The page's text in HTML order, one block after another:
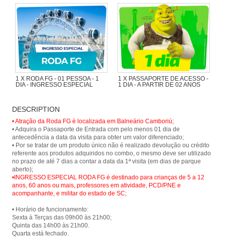
1 X RODA FG - 01 PESSOA - 1
DIA - INGRESSO ESPECIAL
1 X PASSAPORTE DE ACESSO -
1 DIA - A PARTIR DE 02 ANOS
DESCRIPTION
• Atração da Roda FG é localizada em Balneário Camboriú;
• Adquira o Passaporte de Entrada com pelo menos 01 dia de
antecedência a data da visita para obter um valor diferenciado;
• Por se tratar de um produto único não é realizado devolução ou crédito
referente aos produtos adquiridos no combo, o mesmo deve ser utilizado
no prazo de até 7 dias a contar a data da 1ª visita (em dias de parque
•INGRESSO ESPECIAL RODA FG é destinado para crianças de 5 a 12
anos, 60 anos ou mais, professores em atividade, PCD/PNE e
acompanhante, e militar do estado de SC;
• Horário de funcionamento:
Sexta à Terças das 09h00 às 21h00;
Quinta das 14h00 às 21h00.
Quarta está fechado.